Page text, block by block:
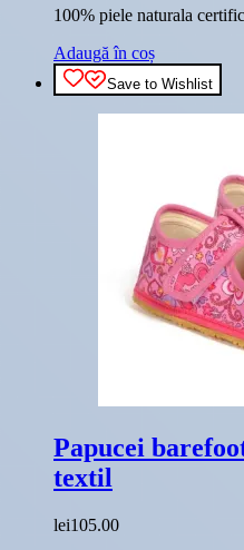
100% piele naturala
Adaugă în coș
Save to Wishlist
Papucei
textil
lei105.00